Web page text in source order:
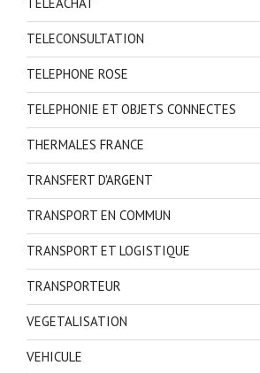
TELEACHAT
TELECONSULTATION
TELEPHONE ROSE
TELEPHONIE ET OBJETS CONNECTES
THERMALES FRANCE
TRANSFERT D'ARGENT
TRANSPORT EN COMMUN
TRANSPORT ET LOGISTIQUE
TRANSPORTEUR
VEGETALISATION
VEHICULE